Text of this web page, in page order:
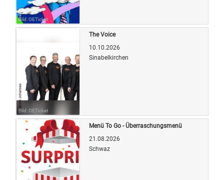
Bild: OETicket
Bild: OETicket
The Voice
10.10.2026
Sinabelkirchen
Menü To Go - Überraschungsmenü
21.08.2026
Schwaz